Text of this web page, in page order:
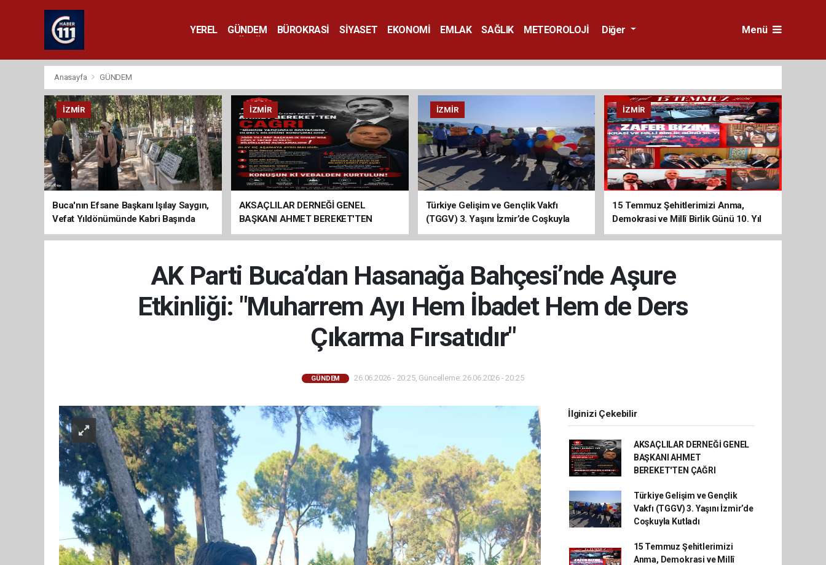
YEREL GÜNDEM BÜROKRASİ SİYASET EKONOMİ EMLAK SAĞLIK
METEOROLOJİ
Diğer Menü
Anasayfa GÜNDEM
İZMIR
Buca'nın Efsane Başkanı Işılay Saygın,
Vefat Yıldönümünde Kabri Başında
Anıldı
İZMIR
AKSAÇLILAR DERNEĞİ GENEL
BAŞKANI AHMET BEREKET'TEN
ÇAĞRI
İZMIR
Türkiye Gelişim ve Gençlik Vakfı
(TGGV) 3. Yaşını İzmir’de Coşkuyla
Kutladı
İZMIR
15 Temmuz Şehitlerimizi Anma,
Demokrasi ve Millî Birlik Günü 10. Yıl
Programına Yoğun Katılım
AK Parti Buca’dan Hasanağa Bahçesi’nde Aşure
Etkinliği: "Muharrem Ayı Hem İbadet Hem de Ders
Çıkarma Fırsatıdır"
GÜNDEM 26.06.2026 - 20:25, Güncelleme: 26.06.2026 - 20:25
İlginizi Çekebilir
AKSAÇLILAR DERNEĞİ GENEL
BAŞKANI AHMET
BEREKET'TEN ÇAĞRI
Türkiye Gelişim ve Gençlik
Vakfı (TGGV) 3. Yaşını İzmir’de
Coşkuyla Kutladı
15 Temmuz Şehitlerimizi
Anma, Demokrasi ve Millî